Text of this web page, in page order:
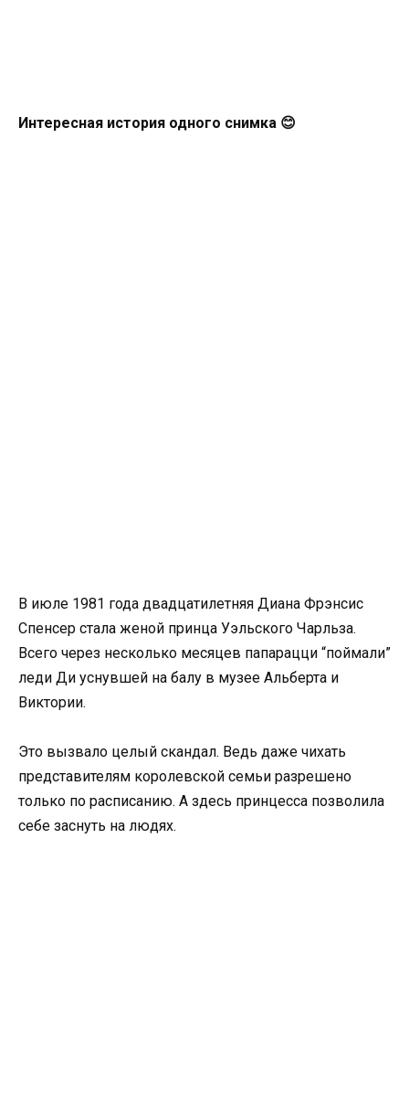
Интересная история одного снимка 😊
В июле 1981 года двадцатилетняя Диана Фрэнсис
Спенсер стала женой принца Уэльского Чарльза.
Всего через несколько месяцев папарацци “поймали”
леди Ди уснувшей на балу в музее Альберта и
Виктории.
Это вызвало целый скандал. Ведь даже чихать
представителям королевской семьи разрешено
только по расписанию. А здесь принцесса позволила
себе заснуть на людях.